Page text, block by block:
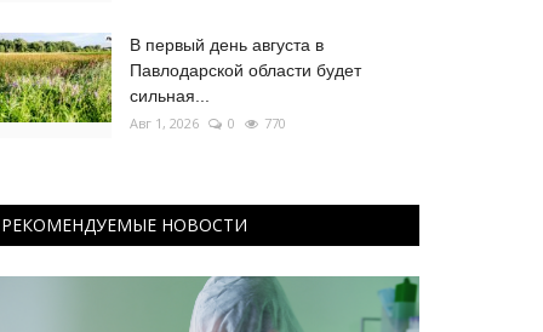
В первый день августа в
Павлодарской области будет
сильная...
Авг 1, 2026 0 770
РЕКОМЕНДУЕМЫЕ НОВОСТИ